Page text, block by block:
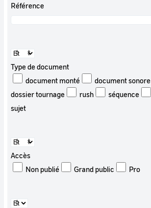
Référence
Type de document
document monté
document sonore
dossier tournage
rush
séquence
sujet
Accès
Non publié
Grand public Pro